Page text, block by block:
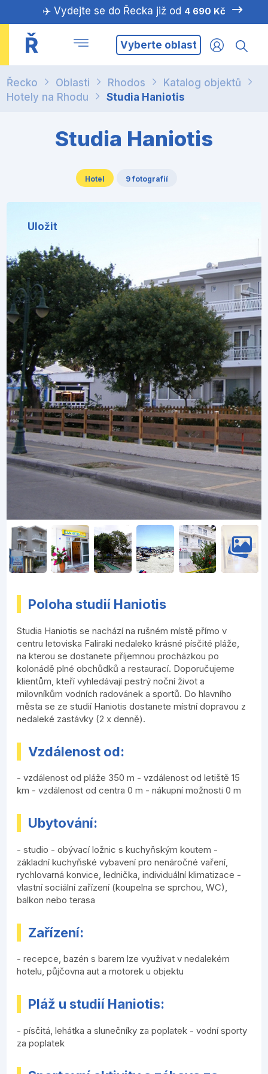
✈️ Vydejte se do Řecka již od 4 690 Kč
Ř Vyberte oblast
Řecko Oblasti Rhodos
Katalog objektů
Hotely na Rhodu
Studia Haniotis
Studia Haniotis
Hotel 9 fotografií
Uložit
Poloha studií Haniotis
Studia Haniotis se nachází na rušném místě přímo v
centru letoviska Faliraki nedaleko krásné písčité pláže,
na kterou se dostanete příjemnou procházkou po
kolonádě plné obchůdků a restaurací. Doporučujeme
klientům, kteří vyhledávají pestrý noční život a
milovníkům vodních radovánek a sportů. Do hlavního
města se ze studií Haniotis dostanete místní dopravou z
nedaleké zastávky (2 x denně).
Vzdálenost od:
- vzdálenost od pláže 350 m - vzdálenost od letiště 15
km - vzdálenost od centra 0 m - nákupní možnosti 0 m
Ubytování:
- studio - obývací ložnic s kuchyňským koutem -
základní kuchyňské vybavení pro nenáročné vaření,
rychlovarná konvice, lednička, individuální klimatizace -
vlastní sociální zařízení (koupelna se sprchou, WC),
balkon nebo terasa
Zařízení:
- recepce, bazén s barem lze využívat v nedalekém
hotelu, půjčovna aut a motorek u objektu
Pláž u studií Haniotis:
- písčitá, lehátka a slunečníky za poplatek - vodní sporty
za poplatek